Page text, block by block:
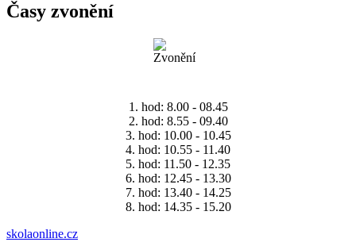
Časy zvonění
1. hod: 8.00 - 08.45
2. hod: 8.55 - 09.40
3. hod: 10.00 - 10.45
4. hod: 10.55 - 11.40
5. hod: 11.50 - 12.35
6. hod: 12.45 - 13.30
7. hod: 13.40 - 14.25
8. hod: 14.35 - 15.20
skolaonline.cz